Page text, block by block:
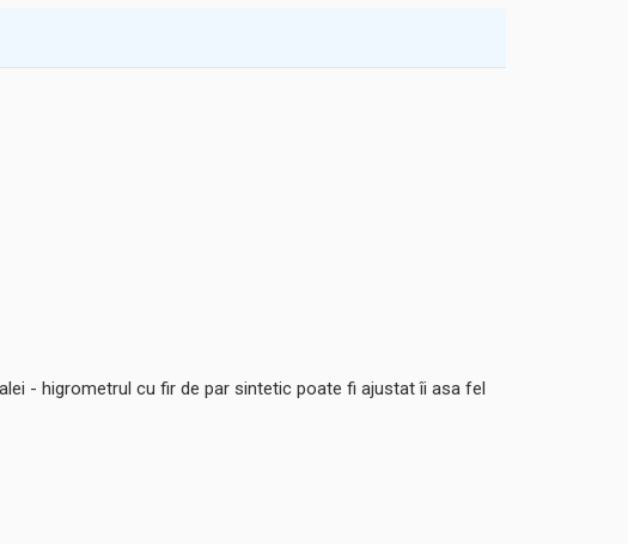
- higrometrul cu fir de par sintetic poate fi ajustat îi asa fel